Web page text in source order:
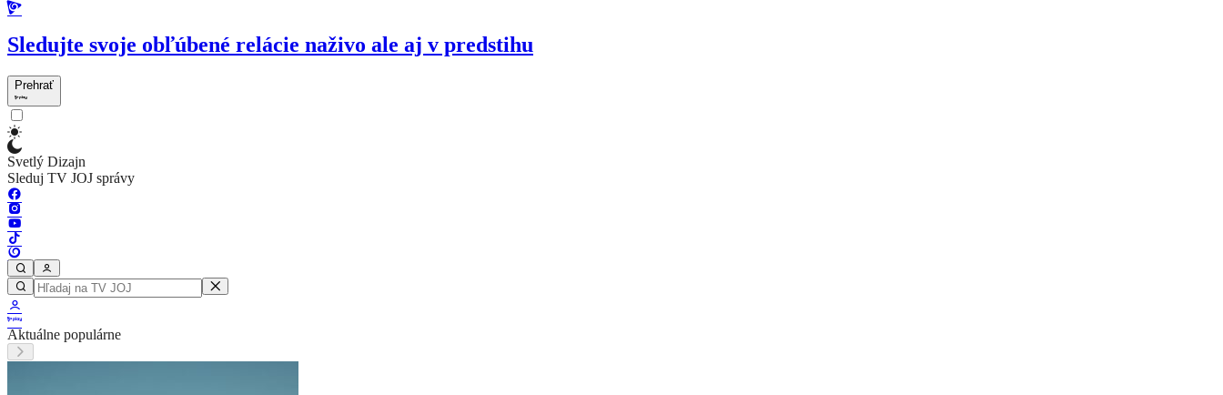
Sledujte svoje obľúbené relácie naživo ale aj v predstihu
Prehrať
Svetlý Dizajn
Sleduj TV JOJ správy
Aktuálne populárne